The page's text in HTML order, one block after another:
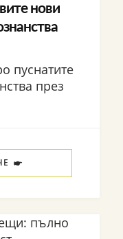
нови
пуснатите
през